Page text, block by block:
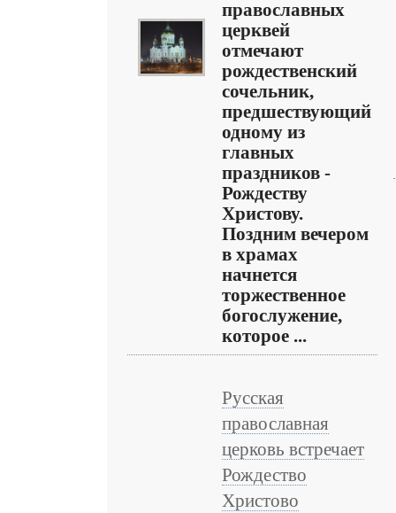
православных
церквей
отмечают
рождественский
сочельник,
предшествующий
одному из
главных
праздников -
Рождеству
Христову.
Поздним вечером
в храмах
начнется
торжественное
богослужение,
которое ...
Русская
православная
церковь встречает
Рождество
Христово